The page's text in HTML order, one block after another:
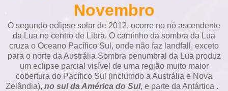
Novembro
O segundo eclipse solar de 2012, ocorre no nó ascendente
da Lua no centro de Libra. O caminho da sombra da Lua
cruza o Oceano Pacífico Sul, onde não faz landfall, exceto
para o norte da Austrália.Sombra penumbral da Lua produz
um eclipse parcial visível de uma região muito maior
cobertura do Pacífico Sul (incluindo a Austrália e Nova
Zelândia), no sul da América do Sul, e parte da Antártica .